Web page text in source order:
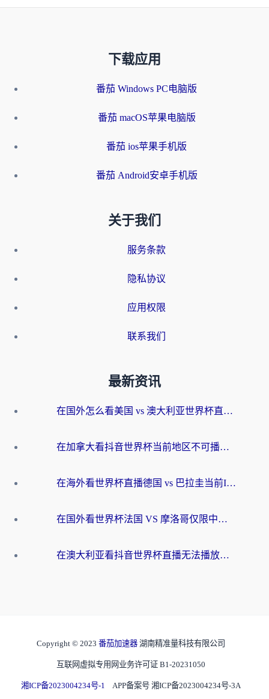
下载应用
番茄 Windows PC电脑版
番茄 macOS苹果电脑版
番茄 ios苹果手机版
番茄 Android安卓手机版
关于我们
服务条款
隐私协议
应用权限
联系我们
最新资讯
在国外怎么看美国 vs 澳大利亚世界杯直播？海外党必藏的中文解说观赛指南
在加拿大看抖音世界杯当前地区不可播放？海外党体育观赛终极指南
在海外看世界杯直播德国 vs 巴拉圭当前IP受限制？这篇指南帮你轻松解决地区限制
在国外看世界杯法国 VS 摩洛哥仅限中国大陆？别让地域限制拦下你的欢呼
在澳大利亚看抖音世界杯直播无法播放？海外党体育观赛终极指南来了！
Copyright © 2023 番茄加速器 湖南精准量科技有限公司
互联网虚拟专用网业务许可证 B1-20231050
湘ICP备2023004234号-1 APP备案号 湘ICP备2023004234号-3A